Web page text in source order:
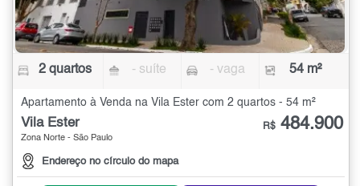
2 quartos - suíte - vaga 54 m²
Apartamento à Venda na Vila Ester com 2 quartos - 54 m²
Vila Ester
Zona Norte - São Paulo
Endereço no círculo do mapa
R$ 484.900